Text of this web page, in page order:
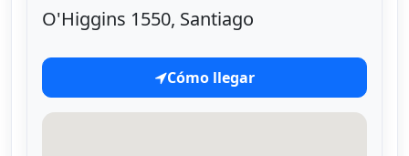
O'Higgins 1550, Santiago
Cómo llegar